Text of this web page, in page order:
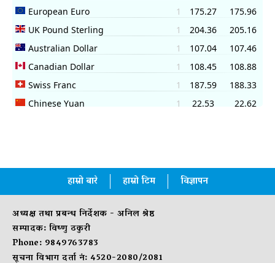
हाम्रो बारे हाम्रो टिम विज्ञापन
अध्यक्ष तथा प्रबन्ध निर्देशक - अनिल श्रेष्ठ
सम्पादक: विष्णु ठकुरी
Phone: 9849763783
सूचना विभाग दर्ता नं: 4520-2080/2081